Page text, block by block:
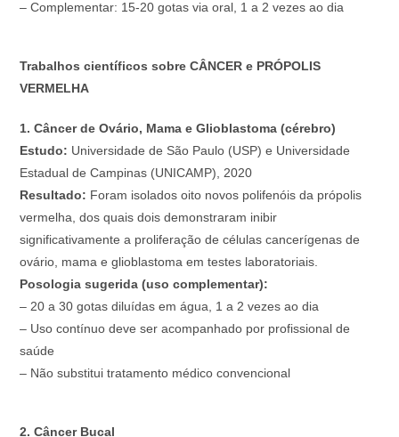
– Complementar: 15-20 gotas via oral, 1 a 2 vezes ao dia
Trabalhos científicos sobre CÂNCER e PRÓPOLIS
VERMELHA
1. Câncer de Ovário, Mama e Glioblastoma (cérebro)
Estudo: Universidade de São Paulo (USP) e Universidade
Estadual de Campinas (UNICAMP), 2020
Resultado: Foram isolados oito novos polifenóis da própolis
vermelha, dos quais dois demonstraram inibir
significativamente a proliferação de células cancerígenas de
ovário, mama e glioblastoma em testes laboratoriais.
Posologia sugerida (uso complementar):
– 20 a 30 gotas diluídas em água, 1 a 2 vezes ao dia
– Uso contínuo deve ser acompanhado por profissional de
saúde
– Não substitui tratamento médico convencional
2. Câncer Bucal